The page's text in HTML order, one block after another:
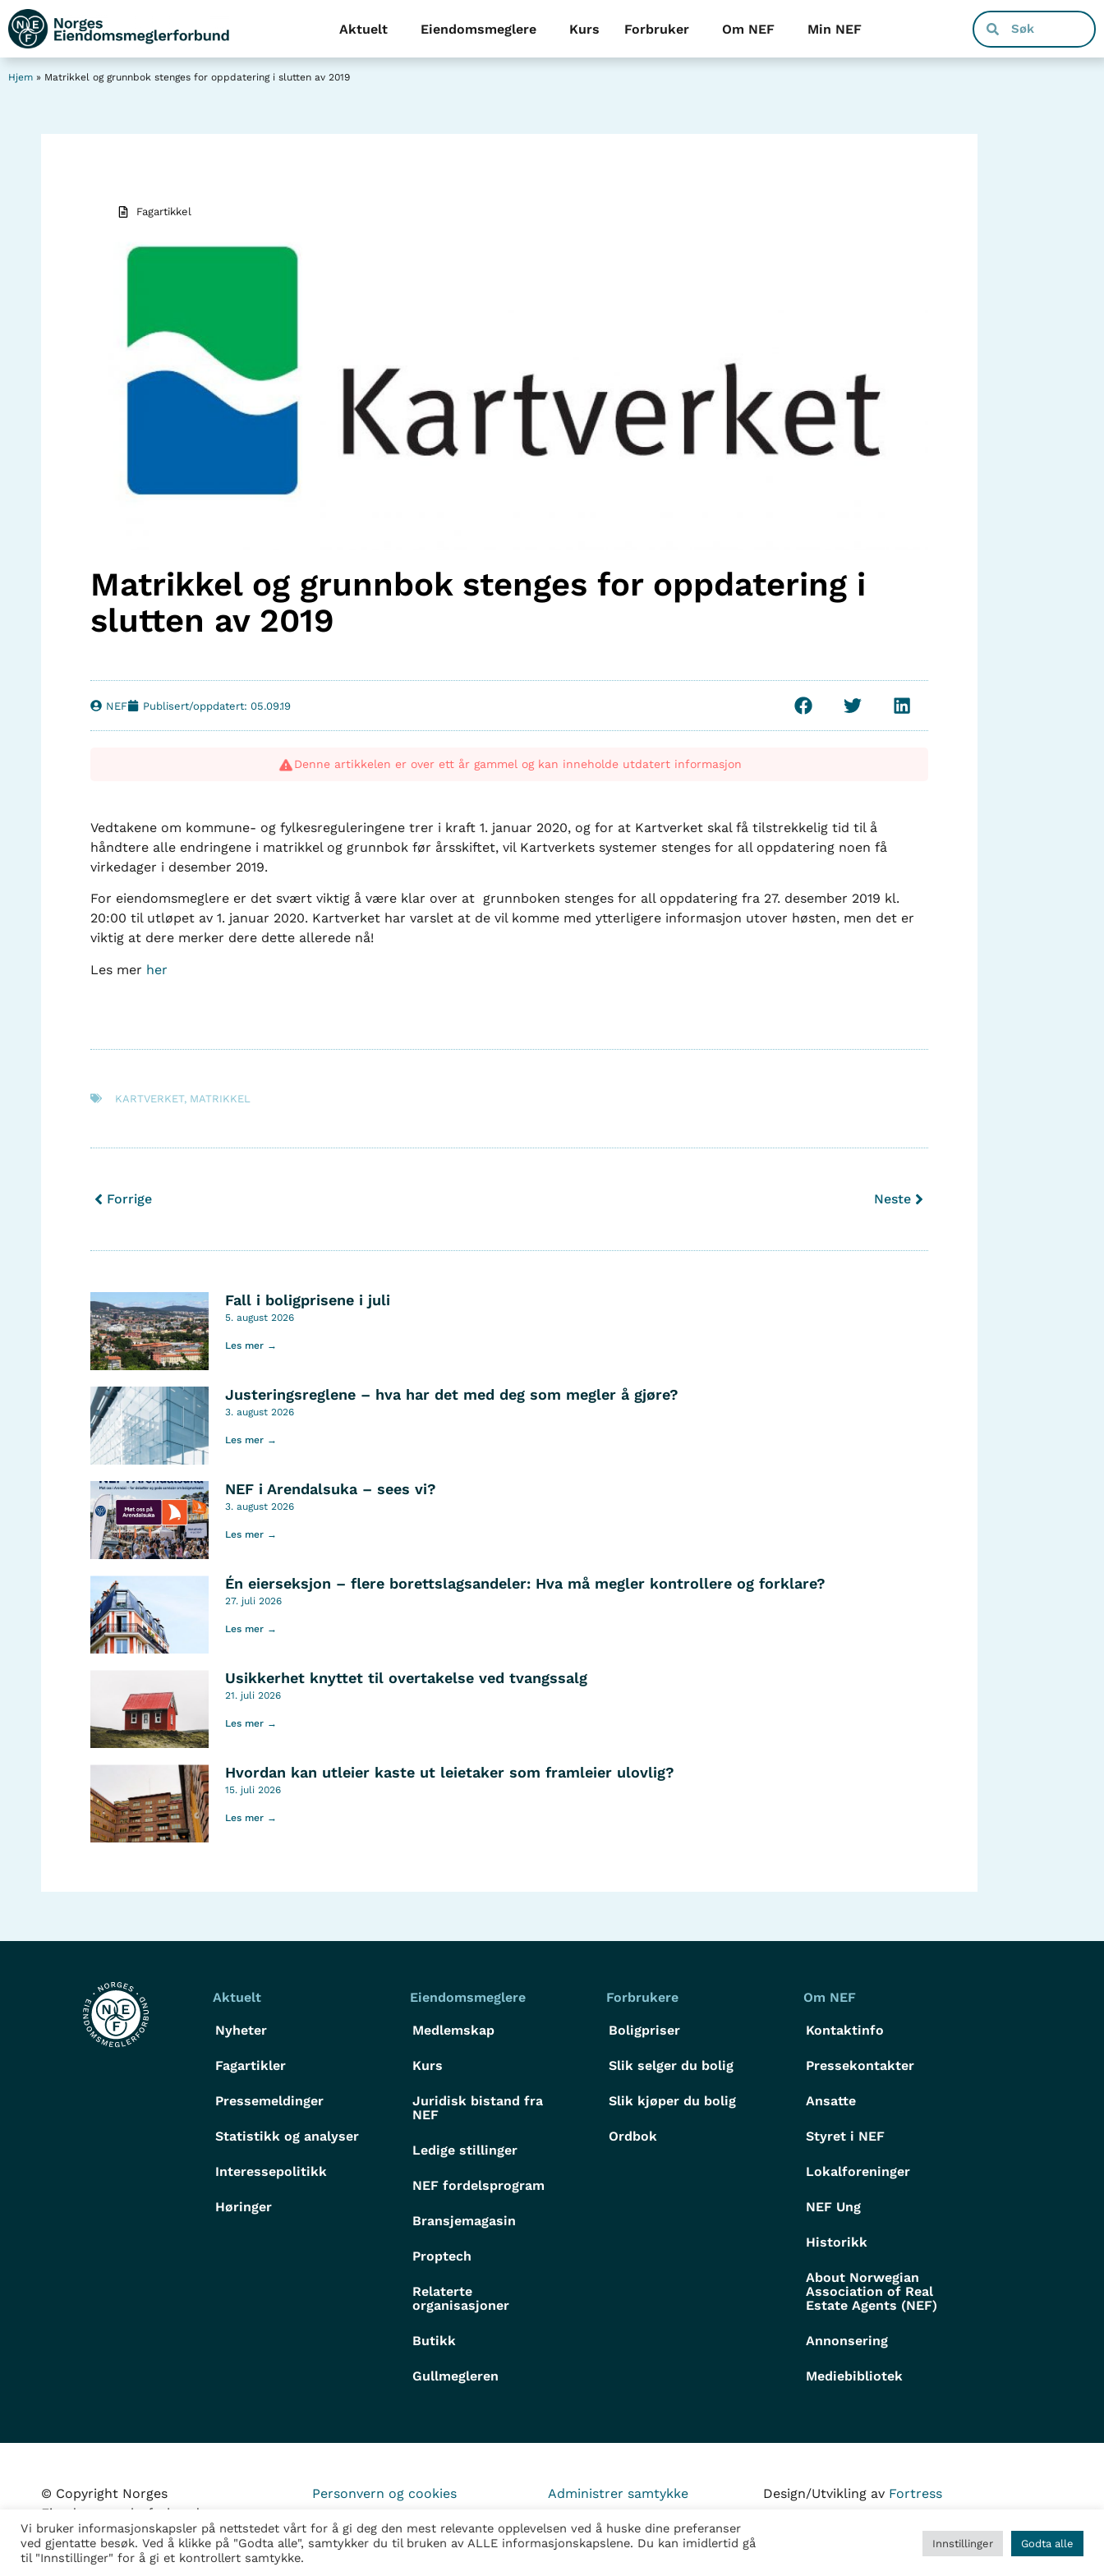
Aktuelt Eiendomsmeglere Kurs Forbruker Om NEF Min NEF
Hjem » Matrikkel og grunnbok stenges for oppdatering i slutten av 2019
Fagartikkel
Matrikkel og grunnbok stenges for oppdatering i
slutten av 2019
NEF Publisert/oppdatert: 05.09.19
Denne artikkelen er over ett år gammel og kan inneholde utdatert informasjon
Vedtakene om kommune- og fylkesreguleringene trer i kraft 1. januar 2020, og for at Kartverket skal få tilstrekkelig tid til å
håndtere alle endringene i matrikkel og grunnbok før årsskiftet, vil Kartverkets systemer stenges for all oppdatering noen få
virkedager i desember 2019.
For eiendomsmeglere er det svært viktig å være klar over at grunnboken stenges for all oppdatering fra 27. desember 2019 kl.
20:00 til utløpet av 1. januar 2020. Kartverket har varslet at de vil komme med ytterligere informasjon utover høsten, men det er
viktig at dere merker dere dette allerede nå!
Les mer her
KARTVERKET, MATRIKKEL
Forrige Neste
Fall i boligprisene i juli
5. august 2026
Les mer →
Justeringsreglene – hva har det med deg som megler å gjøre?
3. august 2026
Les mer →
NEF i Arendalsuka – sees vi?
3. august 2026
Les mer →
Én eierseksjon – flere borettslagsandeler: Hva må megler kontrollere og forklare?
27. juli 2026
Les mer →
Usikkerhet knyttet til overtakelse ved tvangssalg
21. juli 2026
Les mer →
Hvordan kan utleier kaste ut leietaker som framleier ulovlig?
15. juli 2026
Les mer →
Aktuelt
Nyheter
Fagartikler
Pressemeldinger
Statistikk og analyser
Interessepolitikk
Høringer
Eiendomsmeglere
Medlemskap
Kurs
Juridisk bistand fra
NEF
Ledige stillinger
NEF fordelsprogram
Bransjemagasin
Proptech
Relaterte
organisasjoner
Butikk
Gullmegleren
Forbrukere
Boligpriser
Slik selger du bolig
Slik kjøper du bolig
Ordbok
Om NEF
Kontaktinfo
Pressekontakter
Ansatte
Styret i NEF
Lokalforeninger
NEF Ung
Historikk
About Norwegian
Association of Real
Estate Agents (NEF)
Annonsering
Mediebibliotek
© Copyright Norges
Eiendomsmeglerforbund
Personvern og cookies Administrer samtykke Design/Utvikling av Fortress
Vi bruker informasjonskapsler på nettstedet vårt for å gi deg den mest relevante opplevelsen ved å huske dine preferanser
ved gjentatte besøk. Ved å klikke på "Godta alle", samtykker du til bruken av ALLE informasjonskapslene. Du kan imidlertid gå
til "Innstillinger" for å gi et kontrollert samtykke.
Innstillinger Godta alle